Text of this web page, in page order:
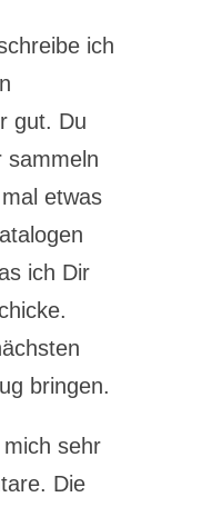
ich
gut. Du
sammeln
etwas
ich Dir
bringen.
sehr
Die